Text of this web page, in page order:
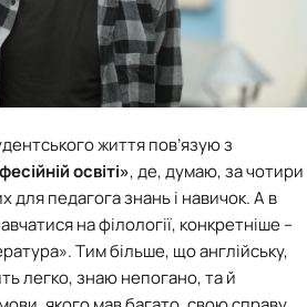
життя пов’язую з
освіті», де, думаю, за чотири
для педагога знань і навичок. А в
на філології, конкретніше –
Тим більше, що англійську,
легко, знаю непогано, та й